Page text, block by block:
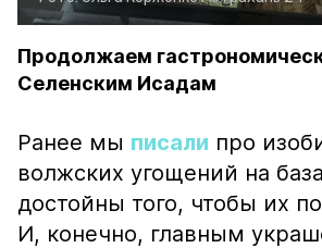
Продолжаем
Селенским Исадам
Ранее мы писали про
волжских угощений на
достойны того, чтобы их
И, конечно, главным